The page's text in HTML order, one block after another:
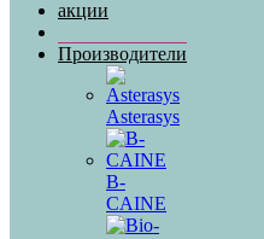
акции
Производители
Asterasys
B-
CAINE